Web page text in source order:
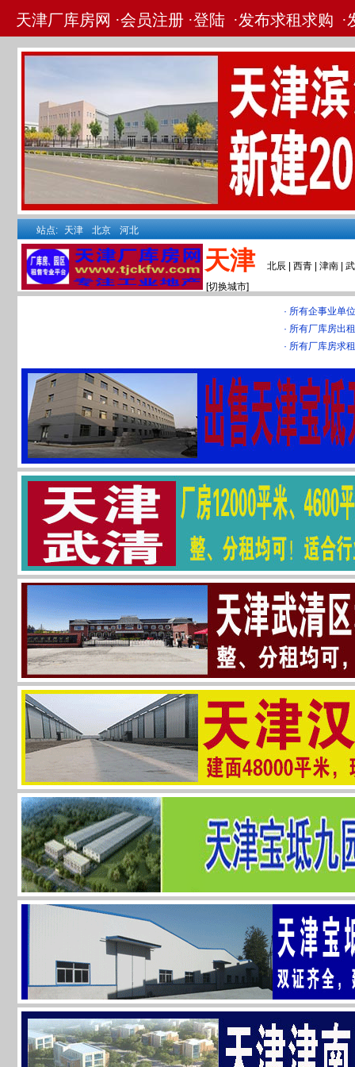
天津厂库房网 ·会员注册 ·登陆 ·发布求租求购 ·
站点: 天津 北京 河北
天津
[切换城市]
北辰 西青 津南
· 所有企事业单
· 所有厂库房出
· 所有厂库房求